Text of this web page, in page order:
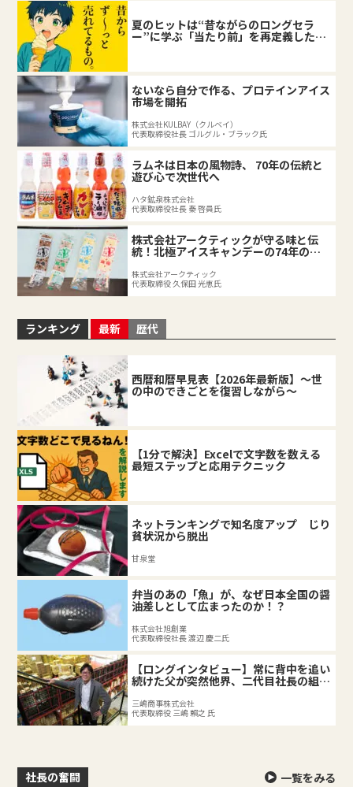
夏のヒットは“昔ながらのロングセラ
ー”に学ぶ「当たり前」を再定義した企
業の底力
ないなら自分で作る、プロテインアイス
市場を開拓
株式会社KULBAY（クルベイ）
代表取締役社長 ゴルグル・ブラック氏
ラムネは日本の風物詩、 70年の伝統と
遊び心で次世代へ
ハタ鉱泉株式会社
代表取締役社長 秦 啓員氏
株式会社アークティックが守る味と伝
統！北極アイスキャンデーの74年の軌
跡
株式会社アークティック
代表取締役 久保田 光恵氏
ランキング 最新 歴代
西暦和暦早見表【2026年最新版】～世
の中のできごとを復習しながら～
【1分で解決】Excelで文字数を数える
最短ステップと応用テクニック
ネットランキングで知名度アップ じり
貧状況から脱出
甘泉堂
弁当のあの「魚」が、なぜ日本全国の醤
油差しとして広まったのか！？
株式会社旭創業
代表取締役社長 渡辺 慶二氏
【ロングインタビュー】常に背中を追い
続けた父が突然他界、二代目社長の組織
づくり。
三嶋商事株式会社
代表取締役 三嶋 賴之 氏
社長の奮闘 一覧をみる